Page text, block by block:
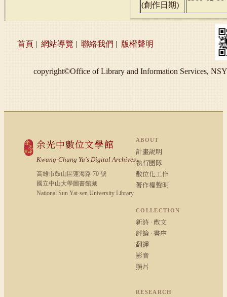
(創作日期)
首頁 | 網站導覽 | 聯絡我們 | 版權聲明
copyright©Office of Library and Information Services,
余光中數位文學館
Kwang-Chung Yu's Digital Archives
高雄市鼓山區蓮海路 70 號
國立中山大學圖書館藏
National Sun Yat-sen University Library
ABOUT
計畫說明
執行團隊
數位化工作
著作權聲明
COLLECTION
新詩 · 散文
評論 · 書序
翻譯
影音
照片
RESEARCH